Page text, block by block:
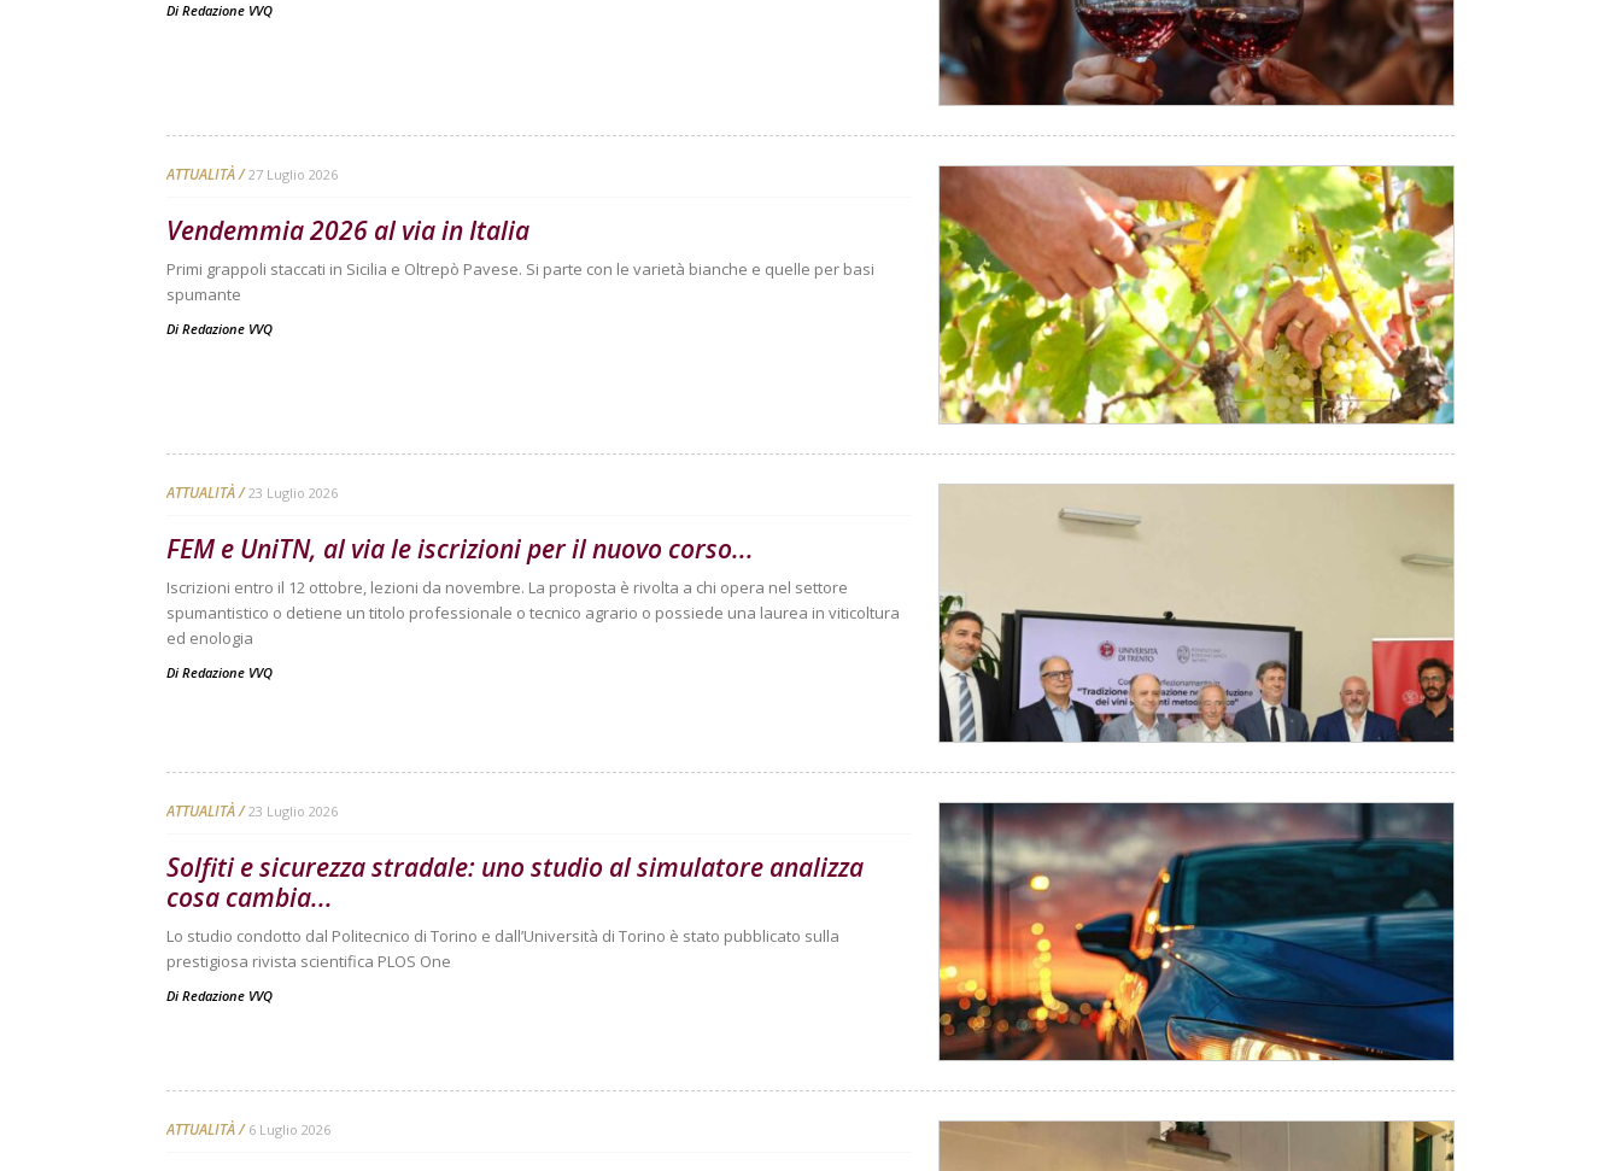
Di Redazione VVQ
ATTUALITÀ 27 Luglio 2026
Vendemmia 2026 al via in Italia
Primi grappoli staccati in Sicilia e Oltrepò Pavese. Si parte con le varietà bianche e quelle per basi
spumante
Di Redazione VVQ
ATTUALITÀ 23 Luglio 2026
FEM e UniTN, al via le iscrizioni per il nuovo corso...
Iscrizioni entro il 12 ottobre, lezioni da novembre. La proposta è rivolta a chi opera nel settore
spumantistico o detiene un titolo professionale o tecnico agrario o possiede una laurea in viticoltura
ed enologia
Di Redazione VVQ
ATTUALITÀ 23 Luglio 2026
Solfiti e sicurezza stradale: uno studio al simulatore analizza
cosa cambia...
Lo studio condotto dal Politecnico di Torino e dall’Università di Torino è stato pubblicato sulla
prestigiosa rivista scientifica PLOS One
Di Redazione VVQ
ATTUALITÀ 6 Luglio 2026